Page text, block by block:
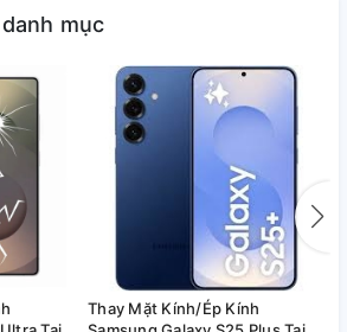
mục
Thay Mặt Kính/Ép Kính